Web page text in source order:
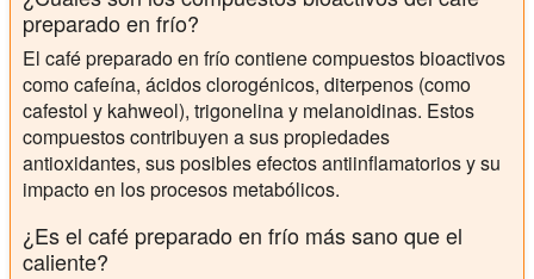
preparado en frío?
El café preparado en frío contiene compuestos bioactivos
como cafeína, ácidos clorogénicos, diterpenos (como
cafestol y kahweol), trigonelina y melanoidinas. Estos
compuestos contribuyen a sus propiedades
antioxidantes, sus posibles efectos antiinflamatorios y su
impacto en los procesos metabólicos.
¿Es el café preparado en frío más sano que el
caliente?